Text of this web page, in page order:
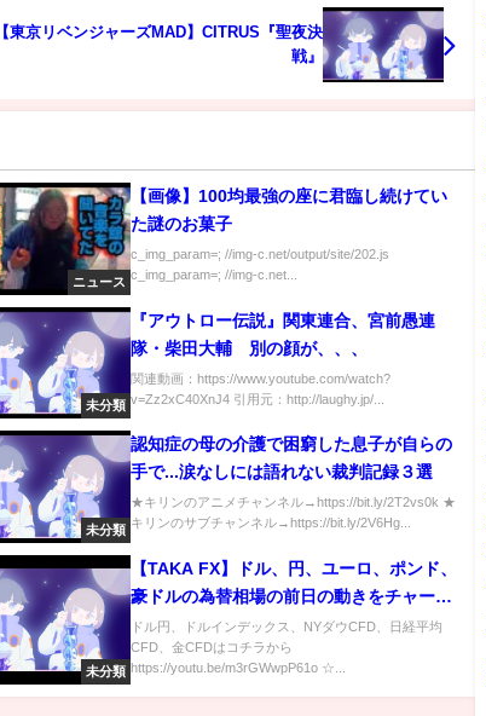
【東京リベンジャーズMAD】CITRUS『聖夜決
戦』
ニュース
【画像】100均最強の座に君臨し続けてい
た謎のお菓子
c_img_param=; //img-c.net/output/site/202.js
c_img_param=; //img-c.net...
未分類
『アウトロー伝説』関東連合、宮前愚連
隊・柴田大輔 別の顔が、、、
関連動画：https://www.youtube.com/watch?
v=Zz2xC40XnJ4 引用元：http://laughy.jp/...
未分類
認知症の母の介護で困窮した息子が自らの
手で...涙なしには語れない裁判記録３選
★キリンのアニメチャンネル→https://bit.ly/2T2vs0k ★
キリンのサブチャンネル→https://bit.ly/2V6Hg...
未分類
【TAKA FX】ドル、円、ユーロ、ポンド、
豪ドルの為替相場の前日の動きをチャート
から解説。7月21日
ドル円、ドルインデックス、NYダウCFD、日経平均
CFD、金CFDはコチラから
https://youtu.be/m3rGWwpP61o ☆...